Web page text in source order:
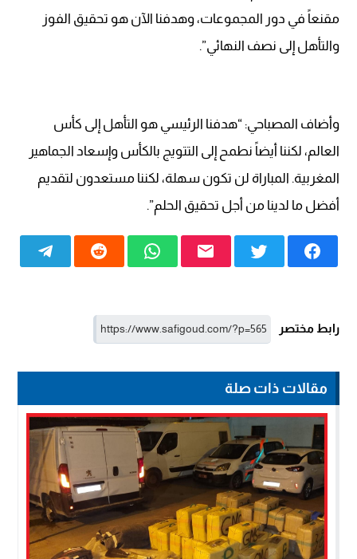
مقنعاً في دور المجموعات، وهدفنا الآن هو تحقيق الفوز
والتأهل إلى نصف النهائي”.
وأضاف المصباحي: “هدفنا الرئيسي هو التأهل إلى كأس
العالم، لكننا أيضاً نطمح إلى التتويج بالكأس وإسعاد الجماهير
المغربية. المباراة لن تكون سهلة، لكننا مستعدون لتقديم
أفضل ما لدينا من أجل تحقيق الحلم”.
رابط مختصر
مقالات ذات صلة